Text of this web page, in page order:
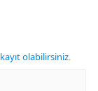
kayıt olabilirsiniz.